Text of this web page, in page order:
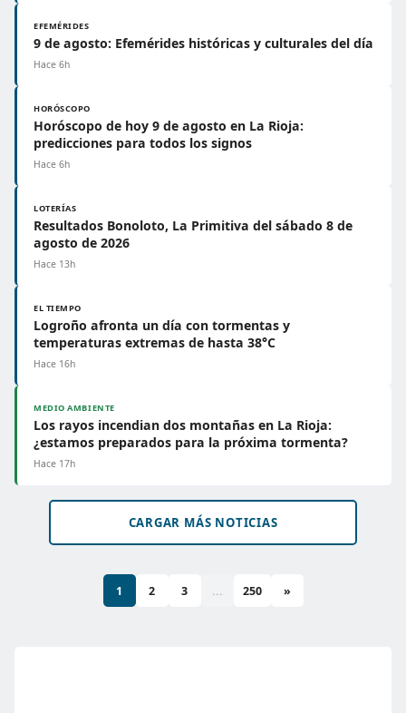
EFEMÉRIDES
9 de agosto: Efemérides históricas y culturales del día
Hace 6h
HORÓSCOPO
Horóscopo de hoy 9 de agosto en La Rioja:
predicciones para todos los signos
Hace 6h
LOTERÍAS
Resultados Bonoloto, La Primitiva del sábado 8 de
agosto de 2026
Hace 13h
EL TIEMPO
Logroño afronta un día con tormentas y
temperaturas extremas de hasta 38°C
Hace 16h
MEDIO AMBIENTE
Los rayos incendian dos montañas en La Rioja:
¿estamos preparados para la próxima tormenta?
Hace 17h
CARGAR MÁS NOTICIAS
1 2 3 ... 250 »